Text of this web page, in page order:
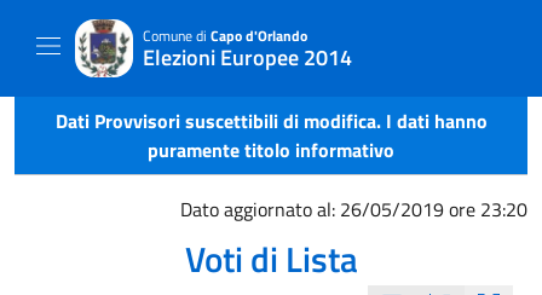
Comune di Capo d'Orlando
Elezioni Europee 2014
Dati Provvisori suscettibili di modifica. I dati hanno
puramente titolo informativo
Dato aggiornato al: 26/05/2019 ore 23:20
Voti di Lista